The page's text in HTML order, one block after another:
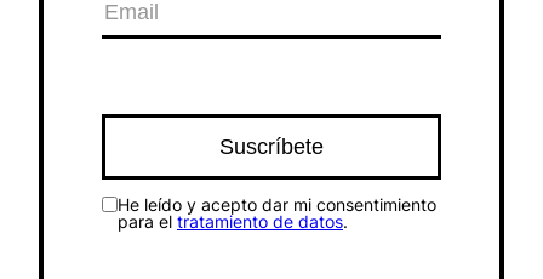
He leído y acepto dar mi consentimiento
para el tratamiento de datos.